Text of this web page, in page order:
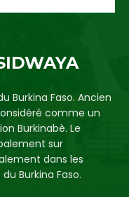
Burkina Faso. Ancien
comme un
Burkinabè. Le
sur
dans les
Burkina Faso.